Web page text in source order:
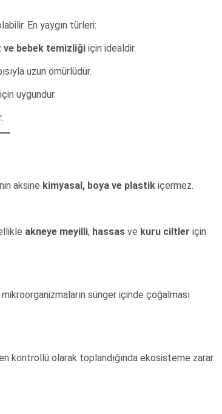
En yaygın türleri:
ve bebek temizliği için idealdir.
uzun ömürlüdür.
uygundur.
aksine kimyasal, boya ve plastik içermez.
akneye meyilli, hassas ve kuru ciltler için
sünger içinde çoğalması
kontrollü olarak toplandığında ekosisteme zarar